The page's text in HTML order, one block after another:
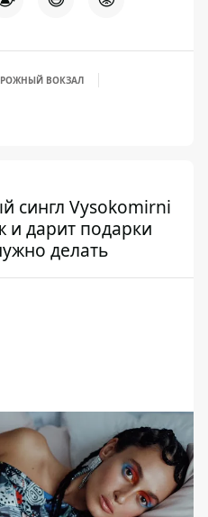
ВОКЗАЛ
сингл Vysokomirni
и дарит подарки
делать